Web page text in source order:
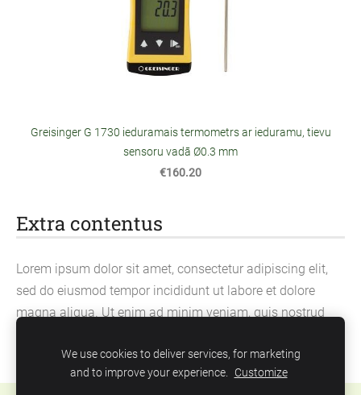
Extra contentus
Lorem ipsum dolor sit amet, consectetur adipiscing elit,
sed do eiusmod tempor incididunt ut labore et dolore
magna aliqua. Ut enim ad minim veniam, quis nostrud
commodo consequat.
Greisinger G 1730 ieduramais termometrs ar ieduramu, tievu
sensoru vadā Ø0.3 mm
€160.20
We use cookies to deliver services, for marketing
and to improve your experience. Customize